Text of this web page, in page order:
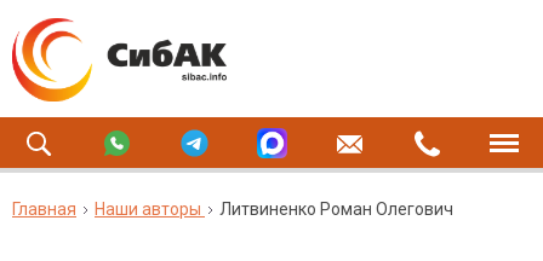
Главная Наши авторы Литвиненко Роман Олегович